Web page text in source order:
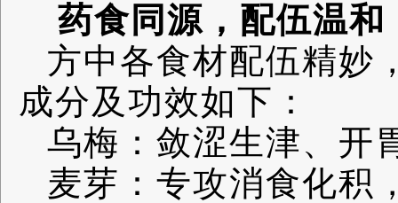
药食同源，配伍温
方中各食材配伍精妙
成分及功效如下：
乌梅：敛涩生津、开
麦芽：专攻消食化积